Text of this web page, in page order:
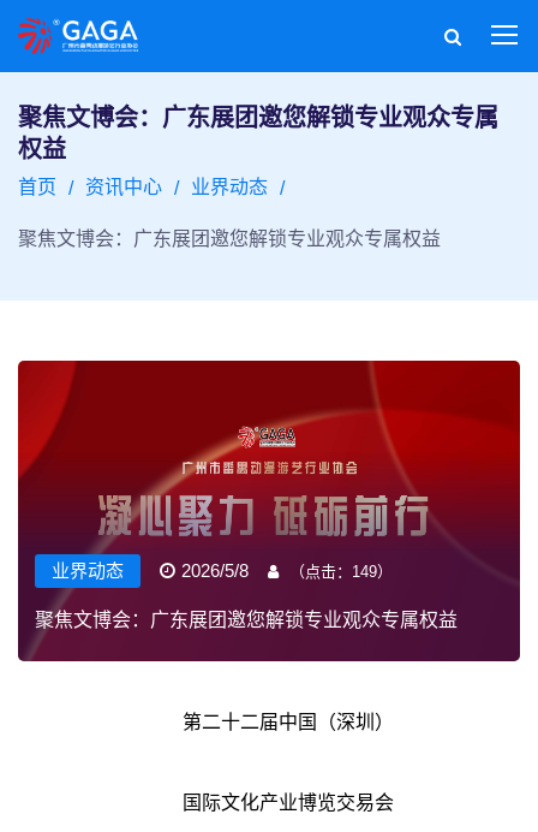
聚焦文博会：广东展团邀您解锁专业观众专属
权益
首页 资讯中心 业界动态
聚焦文博会：广东展团邀您解锁专业观众专属权益
业界动态 2026/5/8 （点击： 149）
聚焦文博会：广东展团邀您解锁专业观众专属权益
第二十二届中国（深圳）
国际文化产业博览交易会